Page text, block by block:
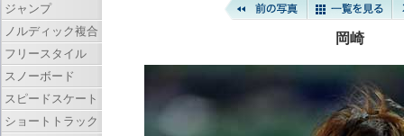
岡崎
ジャンプ
ノルディック複合
フリースタイル
スノーボード
スピードスケート
ショートトラック